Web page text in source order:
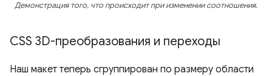
Демонстрация того, что происходит при изменении соотношения.
CSS 3D-преобразования и переходы
Наш макет теперь сгруппирован по размеру области